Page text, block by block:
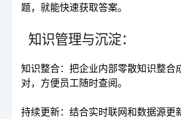
题，就能快速获取答案。
知识管理与沉淀：
知识整合：把企业内部零散知识整合
对，方便员工随时查阅。
持续更新：结合实时联网和数据源更